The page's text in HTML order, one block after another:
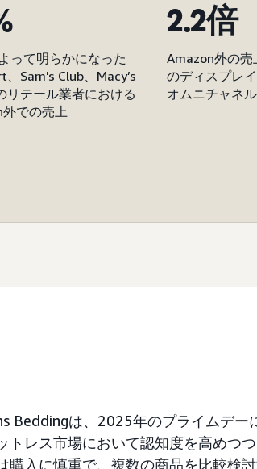
って明らかになった
Sam's Club、Macy’s
リテール業者における
での売上
2.2倍
Amazon外の
のディスプレ
オムニチャネ
Beddingは、2025年のプライムデー
トレス市場において認知度を高めつ
購入に慎重で、複数の商品を比較検